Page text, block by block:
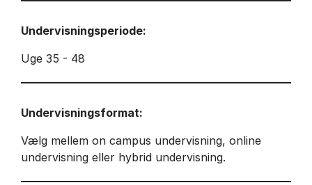
Undervisningsperiode:
Uge 35 - 48
Undervisningsformat:
Vælg mellem on campus undervisning, online
undervisning eller hybrid undervisning.